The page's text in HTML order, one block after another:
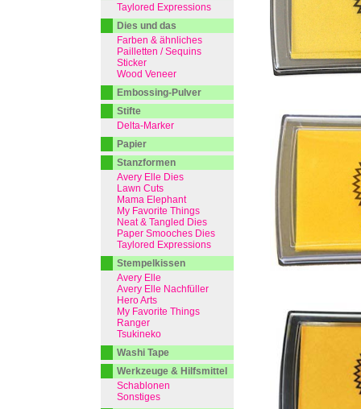
Taylored Expressions
Dies und das
Farben & ähnliches
Pailletten / Sequins
Sticker
Wood Veneer
Embossing-Pulver
Stifte
Delta-Marker
Papier
Stanzformen
Avery Elle Dies
Lawn Cuts
Mama Elephant
My Favorite Things
Neat & Tangled Dies
Paper Smooches Dies
Taylored Expressions
Stempelkissen
Avery Elle
Avery Elle Nachfüller
Hero Arts
My Favorite Things
Ranger
Tsukineko
Washi Tape
Werkzeuge & Hilfsmittel
Schablonen
Sonstiges